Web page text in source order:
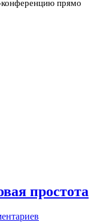
конференцию прямо
простота